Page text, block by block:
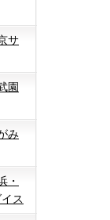
サ
園
み
・
ス